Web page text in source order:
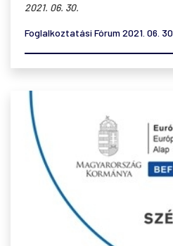
2021. 06. 30.
Foglalkoztatási Fórum 2021. 06. 30.